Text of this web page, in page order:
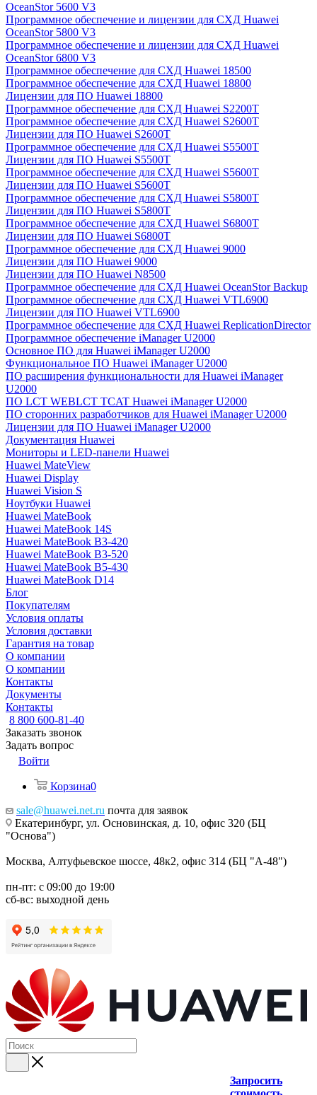
OceanStor 5600 V3
Программное обеспечение и лицензии для СХД Huawei
OceanStor 5800 V3
Программное обеспечение и лицензии для СХД Huawei
OceanStor 6800 V3
Программное обеспечение для СХД Huawei 18500
Программное обеспечение для СХД Huawei 18800
Лицензии для ПО Huawei 18800
Программное обеспечение для СХД Huawei S2200T
Программное обеспечение для СХД Huawei S2600T
Лицензии для ПО Huawei S2600T
Программное обеспечение для СХД Huawei S5500T
Лицензии для ПО Huawei S5500T
Программное обеспечение для СХД Huawei S5600T
Лицензии для ПО Huawei S5600T
Программное обеспечение для СХД Huawei S5800T
Лицензии для ПО Huawei S5800T
Программное обеспечение для СХД Huawei S6800T
Лицензии для ПО Huawei S6800T
Программное обеспечение для СХД Huawei 9000
Лицензии для ПО Huawei 9000
Лицензии для ПО Huawei N8500
Программное обеспечение для СХД Huawei OceanStor Backup
Программное обеспечение для СХД Huawei VTL6900
Лицензии для ПО Huawei VTL6900
Программное обеспечение для СХД Huawei ReplicationDirector
Программное обеспечение iManager U2000
Основное ПО для Huawei iManager U2000
Функциональное ПО Huawei iManager U2000
ПО расширения функциональности для Huawei iManager
U2000
ПО LCT WEBLCT TCAT Huawei iManager U2000
ПО сторонних разработчиков для Huawei iManager U2000
Лицензии для ПО Huawei iManager U2000
Документация Huawei
Мониторы и LED-панели Huawei
Huawei MateView
Huawei Display
Huawei Vision S
Ноутбуки Huawei
Huawei MateBook
Huawei MateBook 14S
Huawei MateBook B3-420
Huawei MateBook B3-520
Huawei MateBook B5-430
Huawei MateBook D14
Блог
Покупателям
Условия оплаты
Условия доставки
Гарантия на товар
О компании
О компании
Контакты
Документы
Контакты
8 800 600-81-40
Заказать звонок
Задать вопрос
Войти
Корзина0
sale@huawei.net.ru почта для заявок
Екатеринбург, ул. Основинская, д. 10, офис 320 (БЦ
"Основа")
Москва, Алтуфьевское шоссе, 48к2, офис 314 (БЦ "А-48")
пн-пт: с 09:00 до 19:00
сб-вс: выходной день
Запросить